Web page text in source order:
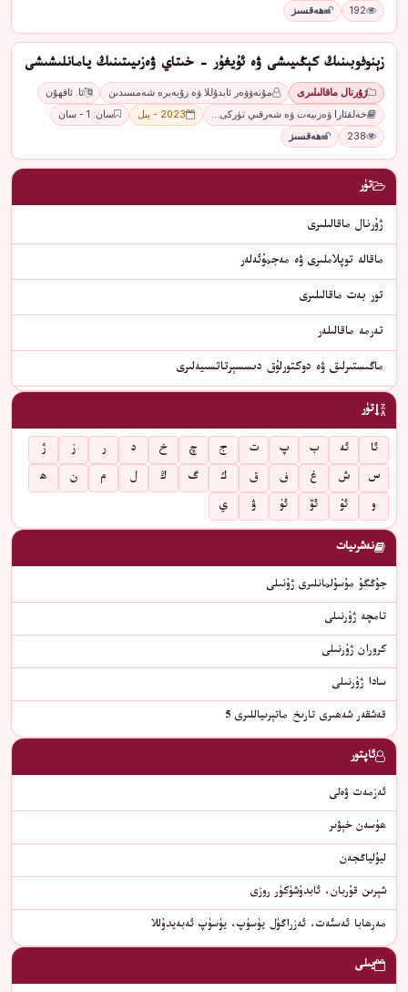
192 ھەقسىز
زېنوفوبىنىڭ كېڭىيىشى ۋە ئۇيغۇر - خىتاي ۋەزىيىتىنىڭ يامانلىشىشى
ژۇرنال ماقالىلىرى مۇنەۋۋەر ئابدۇللا ۋە زۇبەيرە شەمسىدىن
ئا. ئاقھۇن
خەلقئارا ۋەزىيەت ۋە شەرقىي تۈركى…
2023 - يىل
سان: 1 - سان
238
ھەقسىز
تۈر
ژۇرنال ماقالىلىرى
ماقالە توپلاملىرى ۋە مەجمۇئەلەر
تور بەت ماقالىلىرى
تەرمە ماقالىلەر
ماگىستىرلىق ۋە دوكتورلۇق دىسسېرتاتسىيەلىرى
تۈر
ئا ئە ب پ ت ج چ خ د ر ز
ژ
س
ش غ ف ق ك گ ڭ ل م ن
ھ
و
ئۇ ئۆ ئۈ ۋ ي
نەشرىيات
جۇڭگۇ مۇسۇلمانلىرى ژۇنىلى
تامچە ژۇرنىلى
كروران ژۇرنىلى
سادا ژۇرنىلى
قەشقەر شەھىرى تارىخ ماتېرىياللىرى 5
ئاپتور
ئەزمەت ۋەلى
ھۈسەن خېۋىر
ليۇلياڭجەن
شېرىن قۇربان، ئابدۇشۈكۈر روزى
مەرھابا ئەسئەت، ئەزراگۈل يۈسۈپ، يۈسۈپ ئەبەيدۇللا
يىلى